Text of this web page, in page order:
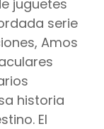
juguetes
serie
Amos
historia
El